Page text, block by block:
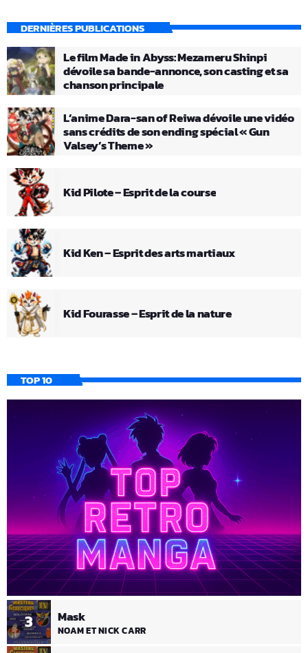
DERNIÈRES PUBLICATIONS
Le film Made in Abyss: Mezameru Shinpi
dévoile sa bande-annonce, son casting et sa
chanson principale
L’anime Dara-san of Reiwa dévoile une vidéo
sans crédits de son ending spécial « Gun
Valsey’s Theme »
Kid Pilote – Esprit de la course
Kid Ken – Esprit des arts martiaux
Kid Fourasse – Esprit de la nature
TOP 10
3 Mask
NOAM ET NICK CARR